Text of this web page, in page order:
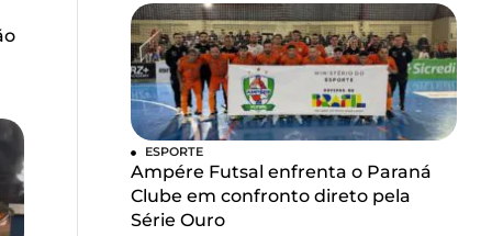
ESPORTE
Ampére Futsal enfrenta o Paraná
Clube em confronto direto pela
Série Ouro